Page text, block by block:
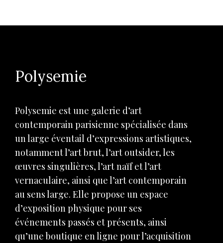
Polysemie
Polysemie est une galerie d’art
contemporain parisienne spécialisée dans
un large éventail d’expressions artistiques,
notamment l’art brut, l’art outsider, les
œuvres singulières, l’art naïf et l’art
vernaculaire, ainsi que l’art contemporain
au sens large. Elle propose un espace
d’exposition physique pour ses
événements passés et présents, ainsi
qu’une boutique en ligne pour l’acquisition